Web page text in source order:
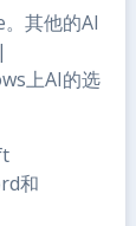
其他的AI
上AI的选
和